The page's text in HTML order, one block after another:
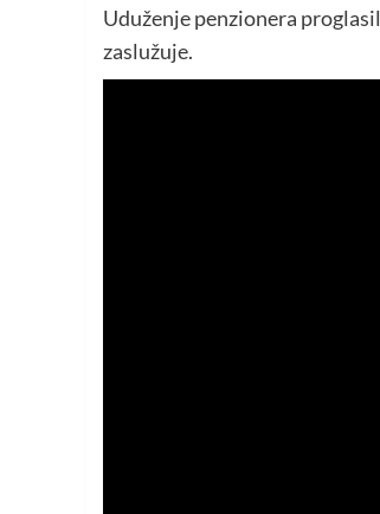
Uduženje penzionera
zaslužuje.